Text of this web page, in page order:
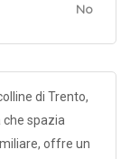
No
di Trento,
spazia
offre un